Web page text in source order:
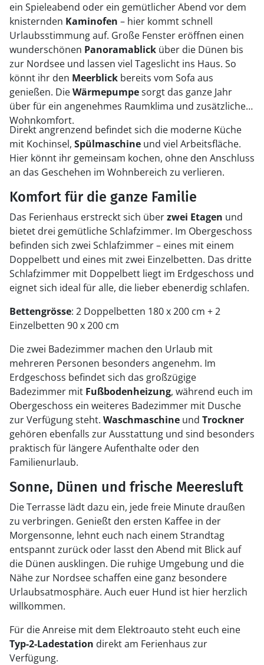
ein Spieleabend oder ein gemütlicher Abend vor dem
knisternden Kaminofen – hier kommt schnell
Urlaubsstimmung auf. Große Fenster eröffnen einen
wunderschönen Panoramablick über die Dünen bis
zur Nordsee und lassen viel Tageslicht ins Haus. So
könnt ihr den Meerblick bereits vom Sofa aus
genießen. DieWärmepumpesorgt das ganze Jahr
über für ein angenehmes Raumklima und zusätzlichen
Wohnkomfort.
Direkt angrenzend befindet sich die moderne Küche
mit Kochinsel, Spülmaschine und viel Arbeitsfläche.
Hier könnt ihr gemeinsam kochen, ohne den Anschluss
an das Geschehen im Wohnbereich zu verlieren.
Komfort für die ganze Familie
Das Ferienhaus erstreckt sich überzwei Etagen und
bietet drei gemütliche Schlafzimmer. Im Obergeschoss
befinden sich zwei Schlafzimmer – eines mit einem
Doppelbett und eines mit zwei Einzelbetten. Das dritte
Schlafzimmer mit Doppelbett liegt im Erdgeschoss und
eignet sich ideal für alle, die lieber ebenerdig schlafen.
Bettengrösse: 2 Doppelbetten 180 x 200 cm + 2
Einzelbetten 90 x 200 cm
Die zwei Badezimmer machen den Urlaub mit
mehreren Personen besonders angenehm. Im
Erdgeschoss befindet sich das großzügige
Badezimmer mit Fußbodenheizung, während euch im
Obergeschoss ein weiteres Badezimmer mit Dusche
zur Verfügung steht. Waschmaschine und Trockner
gehören ebenfalls zur Ausstattung und sind besonders
praktisch für längere Aufenthalte oder den
Familienurlaub.
Sonne, Dünen und frische Meeresluft
Die Terrasse lädt dazu ein, jede freie Minute draußen
zu verbringen. Genießt den ersten Kaffee in der
Morgensonne, lehnt euch nach einem Strandtag
entspannt zurück oder lasst den Abend mit Blick auf
die Dünen ausklingen. Die ruhige Umgebung und die
Nähe zur Nordsee schaffen eine ganz besondere
Urlaubsatmosphäre. Auch euer Hund ist hier herzlich
willkommen.
Für die Anreise mit dem Elektroauto steht euch eine
Typ-2-Ladestation direkt am Ferienhaus zur
Verfügung.